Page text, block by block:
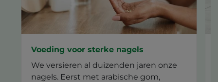
Voeding voor sterke nagels
We versieren al duizenden jaren onze
nagels. Eerst met arabische gom,